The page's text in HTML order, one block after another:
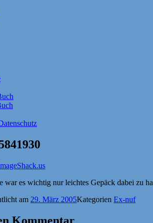
war es wichtig nur leichtes Gepäck dabei zu
am 29. März 2005Kategorien Ex-nuf
Kommentar